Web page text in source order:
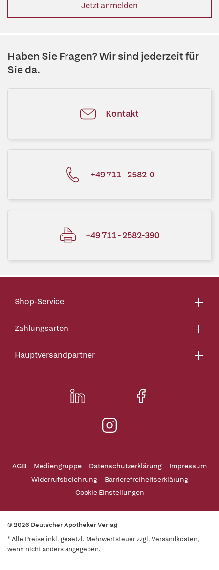
Jetzt anmelden
Haben Sie Fragen? Wir sind jederzeit für
Sie da.
Kontakt
+49 711 - 2582-0
+49 711 - 2582-390
Shop-Service
Zahlungsarten
Hauptversandpartner
AGB Mediengruppe Datenschutzerklärung
Impressum
Widerrufsbelehrung
Barrierefreiheitserklärung
Cookie Einstellungen
© 2026 Deutscher Apotheker Verlag
* Alle Preise inkl. gesetzl. Mehrwertsteuer zzgl. Versandkosten,
wenn nicht anders angegeben.